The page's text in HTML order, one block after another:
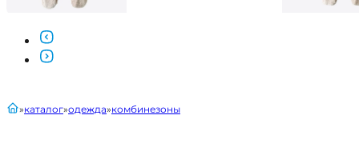
главнаякаталог одежда комбинезоны